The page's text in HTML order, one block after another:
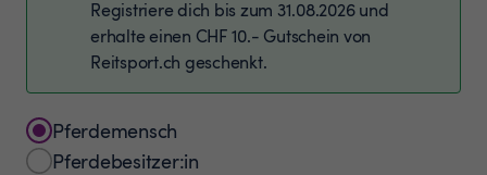
Registriere dich bis zum 31.08.2026 und
erhalte einen CHF 10.- Gutschein von
Reitsport.ch geschenkt.
Pferdemensch
Pferdebesitzer:in